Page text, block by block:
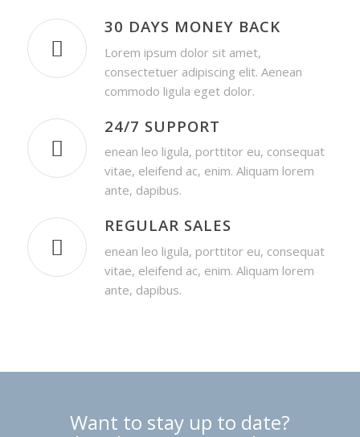
30 DAYS MONEY BACK
Lorem ipsum dolor sit amet,
consectetuer adipiscing elit. Aenean
commodo ligula eget dolor.
24/7 SUPPORT
enean leo ligula, porttitor eu, consequat
vitae, eleifend ac, enim. Aliquam lorem
ante, dapibus.
REGULAR SALES
enean leo ligula, porttitor eu, consequat
vitae, eleifend ac, enim. Aliquam lorem
ante, dapibus.
Want to stay up to date?